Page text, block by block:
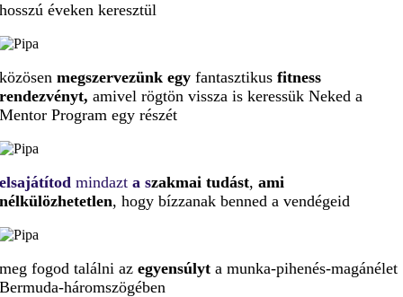
hosszú éveken keresztül
közösenmegszervezünk egy fantasztikusfitness
rendezvényt, amivel rögtön vissza is keressük Neked a
Mentor Program egy részét
elsajátítodmindazt aszakmai tudást,ami
nélkülözhetetlen, hogy bízzanak benned a vendégeid
meg fogod találni azegyensúlyt a munka-pihenés-magánélet
Bermuda-háromszögében